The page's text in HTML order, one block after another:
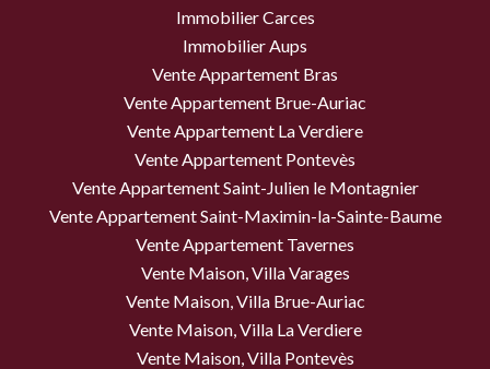
Immobilier Carces
Immobilier Aups
Vente Appartement Bras
Vente Appartement Brue-Auriac
Vente Appartement La Verdiere
Vente Appartement Pontevès
Vente Appartement Saint-Julien le Montagnier
Vente Appartement Saint-Maximin-la-Sainte-Baume
Vente Appartement Tavernes
Vente Maison, Villa Varages
Vente Maison, Villa Brue-Auriac
Vente Maison, Villa La Verdiere
Vente Maison, Villa Pontevès